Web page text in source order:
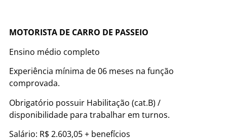
MOTORISTA DE CARRO DE PASSEIO
Ensino médio completo
Experiência mínima de 06 meses na função
comprovada.
Obrigatório possuir Habilitação (cat.B) /
disponibilidade para trabalhar em turnos.
Salário: R$ 2.603,05 + benefícios